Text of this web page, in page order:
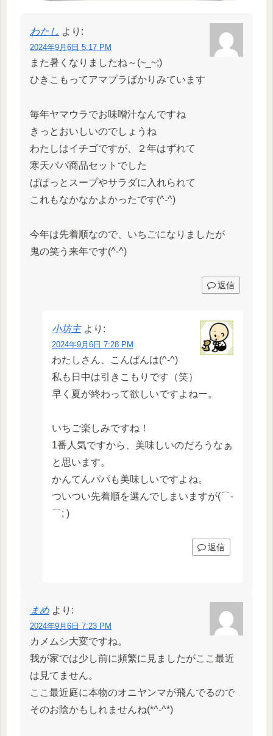
わたし より:
2024年9月6日 5:17 PM
また暑くなりましたね～(~_~;)
ひきこもってアマプラばかりみています
毎年ヤマウラでお味噌汁なんですね
きっとおいしいのでしょうね
わたしはイチゴですが、２年はずれて
寒天パパ商品セットでした
ぱぱっとスープやサラダに入れられて
これもなかなかよかったです(^-^)
今年は先着順なので、いちごになりましたが
鬼の笑う来年です(^-^)
返信
小坊主 より:
2024年9月6日 7:28 PM
わたしさん、こんばんは(^-^)
私も日中は引きこもりです（笑）
早く夏が終わって欲しいですよねー。
いちご楽しみですね！
1番人気ですから、美味しいのだろうなぁ
と思います。
かんてんパパも美味しいですよね。
ついつい先着順を選んでしまいますが(⌒-
⌒; )
返信
まめ より:
2024年9月6日 7:23 PM
カメムシ大変ですね。
我が家では少し前に頻繁に見ましたがここ最近
は見てません。
ここ最近庭に本物のオニヤンマが飛んでるので
そのお陰かもしれませんね(*^-^*)